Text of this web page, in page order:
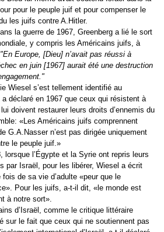
pour le peuple juif et pour compenser le
les juifs contre A.Hitler.
la guerre de 1967, Greenberg a lié le sort
y compris les Américains juifs, à
"En Europe, [Dieu] n’avait pas réussi à
en juin [1967] aurait été une destruction
Wiesel s’est tellement identifié au
a déclaré en 1967 que ceux qui résistent à
doivent restaurer leurs droits d’ennemis du
«Les Américains juifs comprennent
G.A.Nasser n’est pas dirigée uniquement
le peuple juif.»
lorsque l’Égypte et la Syrie ont repris leurs
par Israël, pour les libérer, Wiesel a écrit
fois de sa vie d’adulte «peur que le
Pour les juifs, a-t-il dit, «le monde est
à notre sort».
d’Israël, comme le critique littéraire
sur le fait que ceux qui ne soutiennent pas